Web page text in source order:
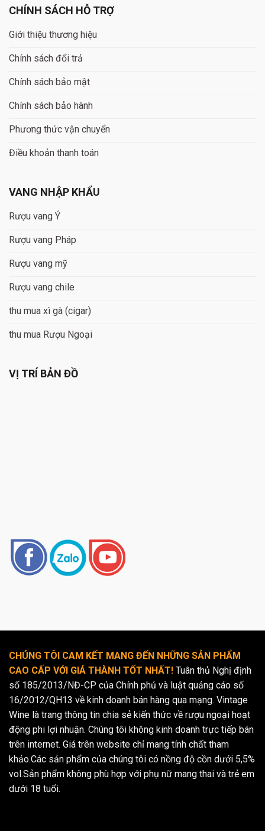
CHÍNH SÁCH HỖ TRỢ
Giới thiệu thương hiệu
Chính sách đổi trả
Chính sách bảo mật
Chính sách bảo hành
Phương thức vận chuyển
Điều khoản thanh toán
VANG NHẬP KHẨU
Rượu vang Ý
Rượu vang Pháp
Rượu vang mỹ
Rượu vang chile
thu mua xì gà (cigar)
thu mua Rượu Ngoại
VỊ TRÍ BẢN ĐỒ
CHÚNG TÔI CAM KẾT MANG ĐẾN NHỮNG SẢN PHẨM
CAO CẤP VỚI GIÁ THÀNH TỐT NHẤT! Tuân thủ Nghị định
số 185/2013/NĐ-CP của Chính phủ và luật quảng cáo số
16/2012/QH13 về kinh doanh bán hàng qua mạng. Vintage
Wine là trang thông tin chia sẻ kiến thức về rượu ngoại hoạt
động phi lợi nhuận. Chúng tôi không kinh doanh trực tiếp bán
trên internet. Giá trên website chỉ mang tính chất tham
khảo.Các sản phẩm của chúng tôi có nồng độ cồn dưới 5,5%
vol.Sản phẩm không phù hợp với phụ nữ mang thai và trẻ em
dưới 18 tuổi.